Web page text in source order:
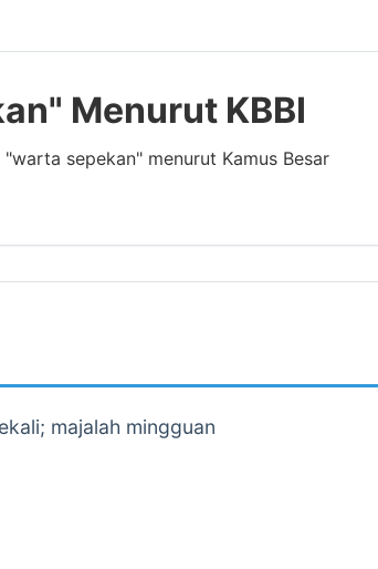
Menurut KBBI
sepekan" menurut Kamus Besar
majalah mingguan